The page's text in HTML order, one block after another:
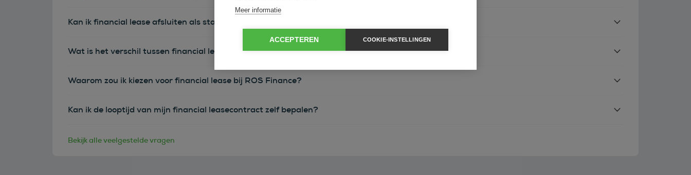
Kan ik financial lease afsluiten als startende ondernemer?
Wat is het verschil tussen financial lease en operational lease?
Waarom zou ik kiezen voor financial lease bij ROS Finance?
Kan ik de looptijd van mijn financial leasecontract zelf bepalen?
Bekijk alle veelgestelde vragen
Meer informatie
ACCEPTEREN COOKIE-INSTELLINGEN